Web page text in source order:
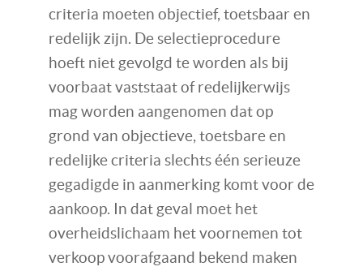
criteria moeten objectief, toetsbaar en
redelijk zijn. De selectieprocedure
hoeft niet gevolgd te worden als bij
voorbaat vaststaat of redelijkerwijs
mag worden aangenomen dat op
grond van objectieve, toetsbare en
redelijke criteria slechts één serieuze
gegadigde in aanmerking komt voor de
aankoop. In dat geval moet het
overheidslichaam het voornemen tot
verkoop voorafgaand bekend maken